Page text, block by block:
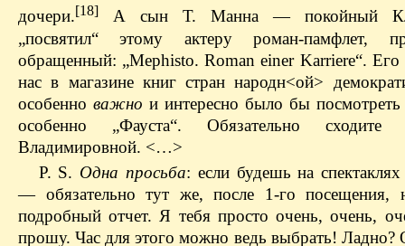
дочери.[18]
А сын Т. Манна — покойный
„посвятил“ этому актеру роман-памфлет,
обращенный: „Mephisto. Roman einer Karriere“. Его
нас в магазине книг стран народн<ой>
особенно важно и интересно было бы
особенно „Фауста“. Обязательно
Владимировной. <…>
P. S. Одна просьба: если будешь на
— обязательно тут же, после 1‑го посещения,
подробный отчет. Я тебя просто очень, очень,
прошу. Час для этого можно ведь выбрать!